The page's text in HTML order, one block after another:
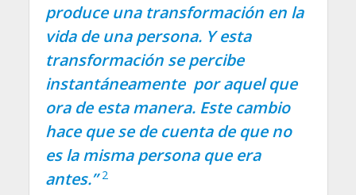
produce una transformación en la
vida de una persona. Y esta
transformación se percibe
instantáneamente por aquel que
ora de esta manera. Este cambio
hace que se de cuenta de que no
es la misma persona que era
antes.” 2